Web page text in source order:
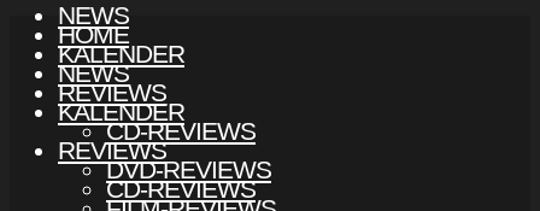
NEWS
KALENDER
REVIEWS
CD-REVIEWS
DVD-REVIEWS
HOME
NEWS
KALENDER
REVIEWS
CD-REVIEWS